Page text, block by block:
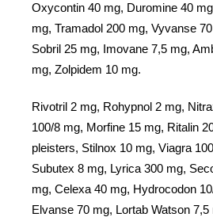
Oxycontin 40 mg, Duromine 40
mg, Tramadol 200 mg, Vyvanse
Sobril 25 mg, Imovane 7,5 mg,
mg, Zolpidem 10 mg.
Rivotril 2 mg, Rohypnol 2 mg,
100/8 mg, Morfine 15 mg, Ritalin
pleisters, Stilnox 10 mg, Viagra
Subutex 8 mg, Lyrica 300 mg,
mg, Celexa 40 mg, Hydrocodon
Elvanse 70 mg, Lortab Watson